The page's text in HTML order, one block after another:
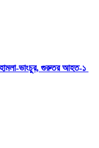
হামলা-ভাংচুর, গুরুতর আহত-১